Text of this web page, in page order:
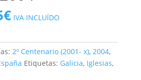
€El
precio
actual
es:
0,55€.
IVA INCLUÍDO
2º Centenario (2001- x), 2004,
Etiquetas: Galicia, Iglesias,